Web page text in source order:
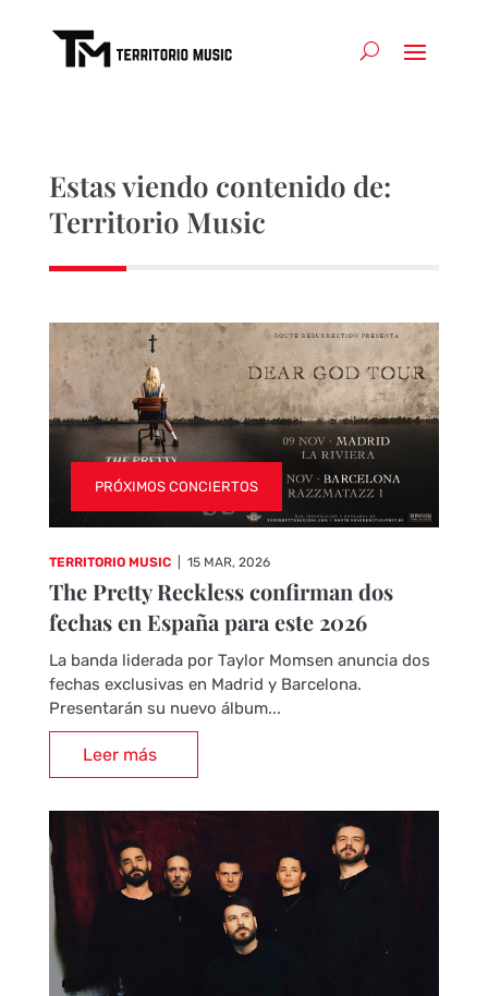
Estas viendo contenido de:
Territorio Music
PRÓXIMOS CONCIERTOS
TERRITORIO MUSIC 15 MAR, 2026
The Pretty Reckless confirman dos
fechas en España para este 2026
La banda liderada por Taylor Momsen anuncia dos
fechas exclusivas en Madrid y Barcelona.
Presentarán su nuevo álbum...
Leer más